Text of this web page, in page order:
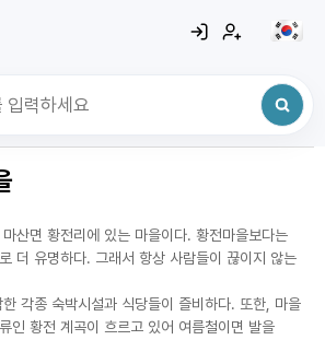
산면 황전리에 있는 마을이다. 황전마을보다는
더 유명하다. 그래서 항상 사람들이 끊이지 않는
각종 숙박시설과 식당들이 즐비하다. 또한, 마을
인 황전 계곡이 흐르고 있어 여름철이면 발을